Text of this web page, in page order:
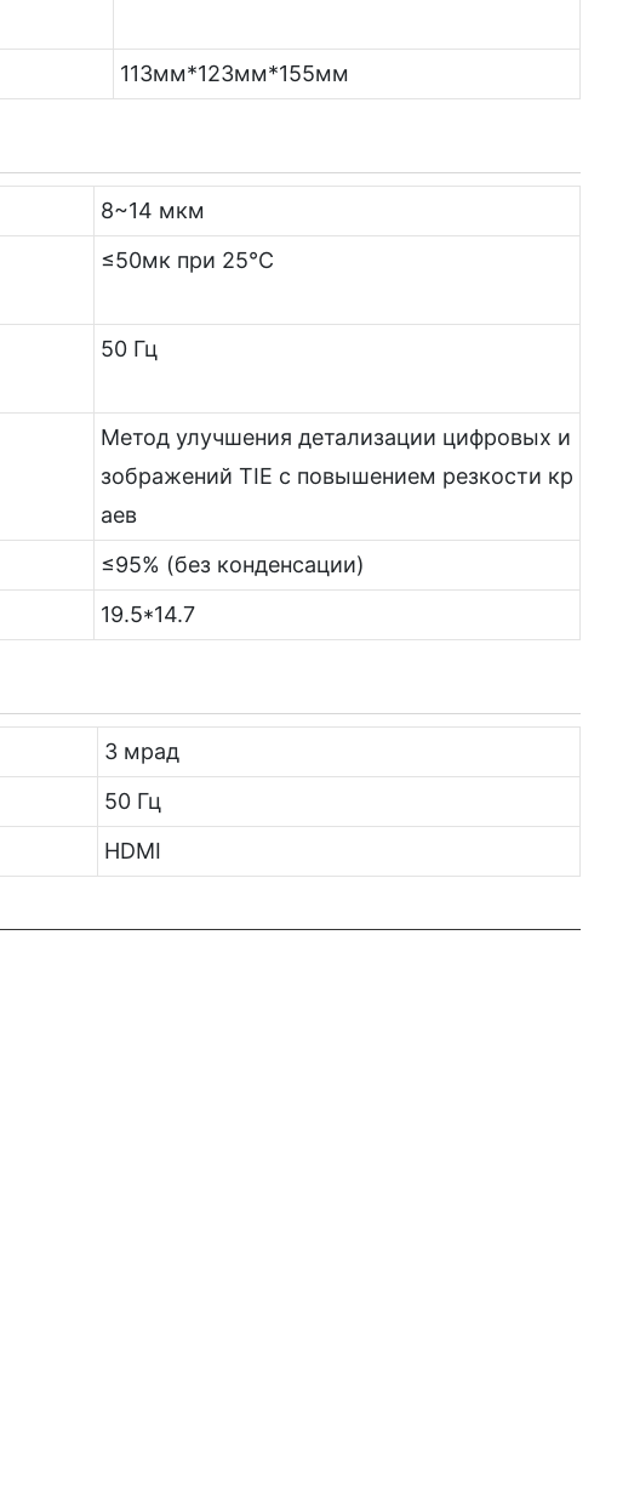
113мм*123мм*155мм
8~14 мкм
≤50мк при 25℃
50 Гц
Метод улучшения детализации цифровых и
зображений TIE с повышением резкости кр
аев
≤95% (без конденсации)
19.5*14.7
3 мрад
50 Гц
HDMI